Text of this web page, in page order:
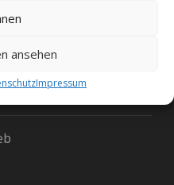
ansehen
Impressum